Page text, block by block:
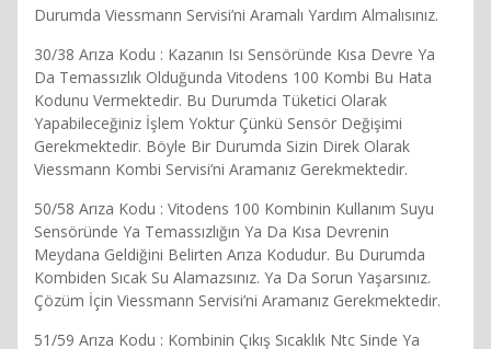
Durumda Viessmann Servisi’ni Aramalı Yardım Almalısınız.
30/38 Arıza Kodu : Kazanın Isı Sensöründe Kısa Devre Ya
Da Temassızlık Olduğunda Vitodens 100 Kombi Bu Hata
Kodunu Vermektedir. Bu Durumda Tüketici Olarak
Yapabileceğiniz İşlem Yoktur Çünkü Sensör Değişimi
Gerekmektedir. Böyle Bir Durumda Sizin Direk Olarak
Viessmann Kombi Servisi’ni Aramanız Gerekmektedir.
50/58 Arıza Kodu : Vitodens 100 Kombinin Kullanım Suyu
Sensöründe Ya Temassızlığın Ya Da Kısa Devrenin
Meydana Geldiğini Belirten Arıza Kodudur. Bu Durumda
Kombiden Sıcak Su Alamazsınız. Ya Da Sorun Yaşarsınız.
Çözüm İçin Viessmann Servisi’ni Aramanız Gerekmektedir.
51/59 Arıza Kodu : Kombinin Çıkış Sıcaklık Ntc Sinde Ya